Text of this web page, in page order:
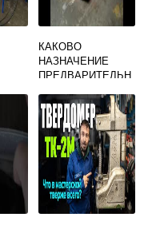
КАКОВО
НАЗНАЧЕНИЕ
ПРЕДВАРИТЕЛЬН
ЧУГУНА ПЕРЕД
СВАРКОЙ